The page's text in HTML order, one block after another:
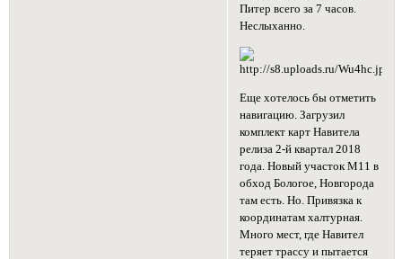
Питер всего за 7 часов.
Неслыханно.
Еще хотелось бы отметить
навигацию. Загрузил
комплект карт Навитела
релиза 2-й квартал 2018
года. Новый участок М11 в
обход Бологое, Новгорода
там есть. Но. Привязка к
координатам халтурная.
Много мест, где Навител
теряет трассу и пытается